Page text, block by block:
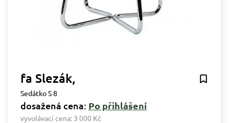
fa Slezák,
Sedátko S 8
dosažená cena: Po přihlášení
vyvolávací cena: 3 000 Kč